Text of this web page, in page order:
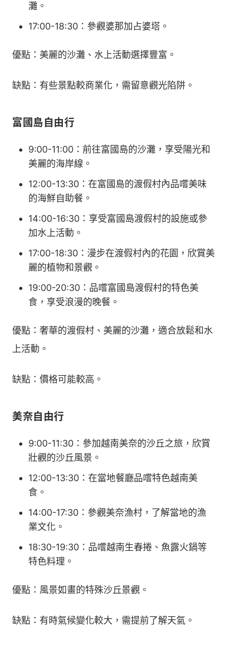
灘。
17:00-18:30：參觀婆那加占婆塔。
優點：美麗的沙灘、水上活動選擇豐富。
缺點：有些景點較商業化，需留意觀光陷阱。
富國島自由行
9:00-11:00：前往富國島的沙灘，享受陽光和
美麗的海岸線。
12:00-13:30：在富國島的渡假村內品嚐美味
的海鮮自助餐。
14:00-16:30：享受富國島渡假村的設施或參
加水上活動。
17:00-18:30：漫步在渡假村內的花園，欣賞美
麗的植物和景觀。
19:00-20:30：品嚐富國島渡假村的特色美
食，享受浪漫的晚餐。
優點：奢華的渡假村、美麗的沙灘，適合放鬆和水
上活動。
缺點：價格可能較高。
美奈自由行
9:00-11:30：參加越南美奈的沙丘之旅，欣賞
壯觀的沙丘風景。
12:00-13:30：在當地餐廳品嚐特色越南美
食。
14:00-17:30：參觀美奈漁村，了解當地的漁
業文化。
18:30-19:30：品嚐越南生春捲、魚露火鍋等
特色料理。
優點：風景如畫的特殊沙丘景觀。
缺點：有時氣候變化較大，需提前了解天氣。